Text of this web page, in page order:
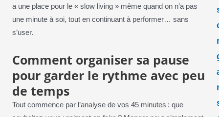
a une place pour le « slow living » même quand on n’a pas
une minute à soi, tout en continuant à performer… sans
s’user.
Comment organiser sa pause
pour garder le rythme avec peu
de temps
Tout commence par l’analyse de vos 45 minutes : que